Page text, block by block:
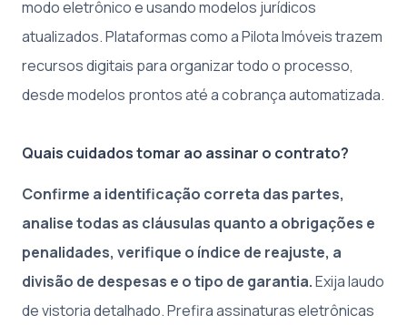
modo eletrônico e usando modelos jurídicos
atualizados. Plataformas como a Pilota Imóveis trazem
recursos digitais para organizar todo o processo,
desde modelos prontos até a cobrança automatizada.
Quais cuidados tomar ao assinar o contrato?
Confirme a identificação correta das partes,
analise todas as cláusulas quanto a obrigações e
penalidades, verifique o índice de reajuste, a
divisão de despesas e o tipo de garantia.Exija laudo
de vistoria detalhado. Prefira assinaturas eletrônicas